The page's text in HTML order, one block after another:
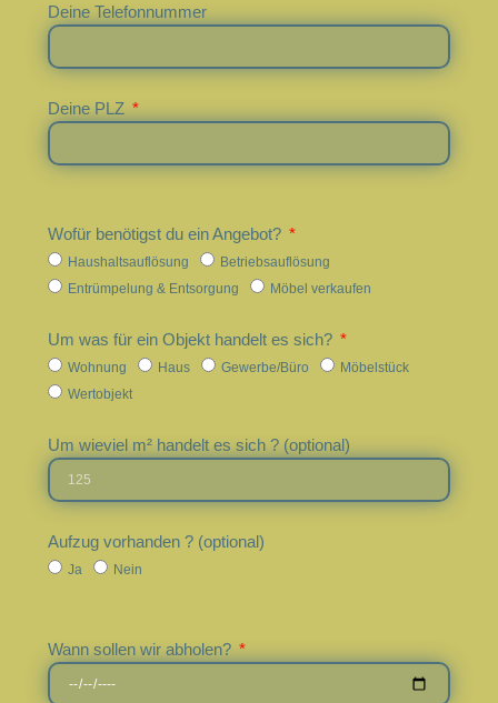
Deine Telefonnummer
Deine PLZ
Wofür benötigst du ein Angebot?
Haushaltsauflösung
Betriebsauflösung
Entrümpelung & Entsorgung
Möbel verkaufen
Um was für ein Objekt handelt es sich?
Wohnung Haus Gewerbe/Büro
Möbelstück
Wertobjekt
Um wieviel m² handelt es sich ? (optional)
Aufzug vorhanden ? (optional)
Ja Nein
Wann sollen wir abholen?